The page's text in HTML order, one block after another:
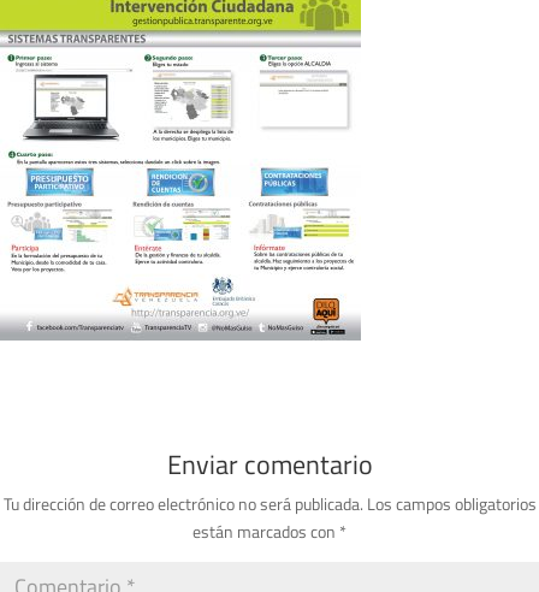
Enviar comentario
Tu dirección de correo electrónico no será publicada. Los campos obligatorios
están marcados con *